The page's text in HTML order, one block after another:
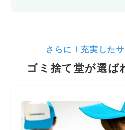
さらに！充実した
ゴミ捨て堂が選ば